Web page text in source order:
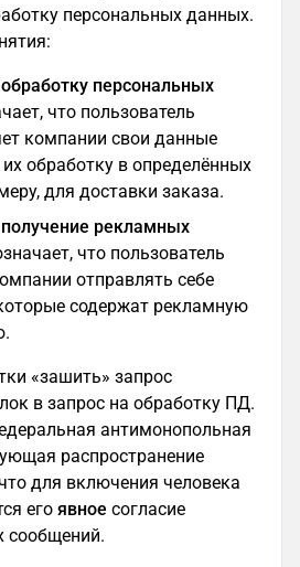
персональных данных.
персональных
что пользователь
компании свои данные
обработку в определённых
для доставки заказа.
рекламных
что пользователь
отправлять себе
содержат рекламную
«зашить» запрос
в запрос на обработку ПД.
антимонопольная
распространение
для включения человека
его явное согласие
сообщений.